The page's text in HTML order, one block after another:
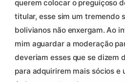
querem colocar o preguiçoso
titular, esse sim um tremendo
bolivianos não enxergam. Ao
mim aguardar a moderação
deveriam esses que se dizem
para adquirirem mais sócios